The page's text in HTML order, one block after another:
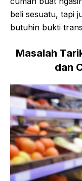
beli sesuatu, tapi
butuhin bukti
Masalah
dan